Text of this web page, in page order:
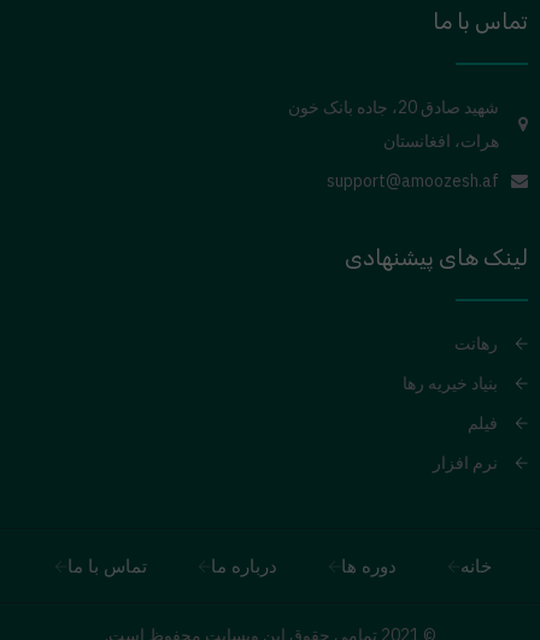
تماس با ما
شهید صادق 20، جاده بانک خون
هرات، افغانستان
support@amoozesh.af
لینک های پیشنهادی
رهانت
بنیاد خیریه رها
فیلم
نرم افزار
خانه دوره ها درباره ما تماس با ما
© 2021 تمامی حقوق این وبسایت محفوظ است.